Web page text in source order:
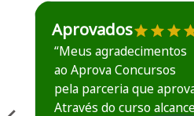
Estudante José recomenda o
Aprovados
“Meus agradecimentos
ao Aprova Concursos
pela parceria que
Através do curso